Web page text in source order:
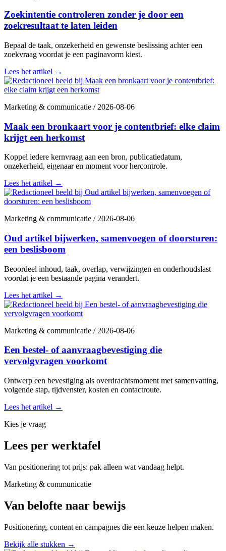
Zoekintentie controleren zonder je door een
zoekresultaat te laten leiden
Bepaal de taak, onzekerheid en gewenste beslissing achter een
zoekvraag voordat je een paginavorm kiest.
Lees het artikel →
Marketing & communicatie /2026-08-06
Maak een bronkaart voor je contentbrief: elke claim
krijgt een herkomst
Koppel iedere kernvraag aan een bron, publicatiedatum,
onzekerheid, eigenaar en moment voor hercontrole.
Lees het artikel →
Marketing & communicatie /2026-08-06
Oud artikel bijwerken, samenvoegen of doorsturen:
een beslisboom
Beoordeel inhoud, taak, overlap, verwijzingen en onderhoudslast
voordat je een bestaande pagina verandert.
Lees het artikel →
Marketing & communicatie /2026-08-06
Een bestel- of aanvraagbevestiging die
vervolgvragen voorkomt
Ontwerp een bevestiging als overdrachtsmoment met samenvatting,
volgende stap, tijdvenster, kosten en contactroute.
Lees het artikel →
Kies je vraag
Lees per werktafel
Van positionering tot prijs: pak alleen wat vandaag helpt.
Marketing & communicatie
Van belofte naar bewijs
Positionering, content en campagnes die een keuze helpen maken.
Bekijk alle stukken →